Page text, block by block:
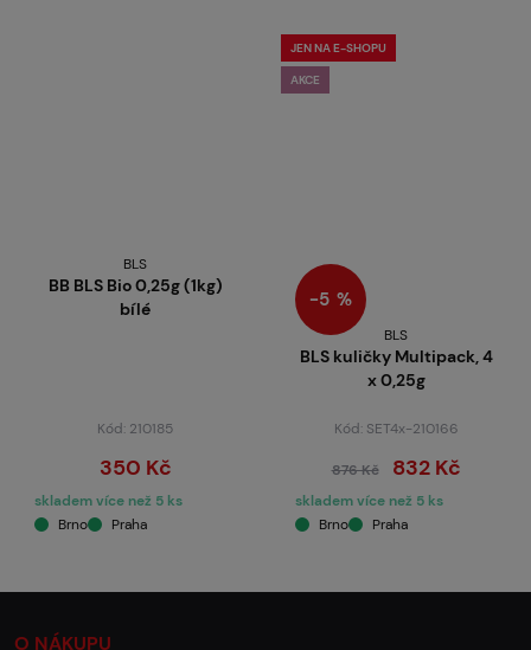
BLS
BB BLS Bio 0,25g (1kg)
bílé
Kód: 210185
350 Kč
skladem více než 5 ks
Brno
Praha
−5 %
JEN NA E-SHOPU
AKCE
BLS
BLS kuličky Multipack, 4
x 0,25g
Kód: SET4x-210166
876 Kč 832 Kč
skladem více než 5 ks
Brno
Praha
O NÁKUPU